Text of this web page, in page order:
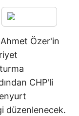
Özer'in
CHP'li
düzenlenecek.